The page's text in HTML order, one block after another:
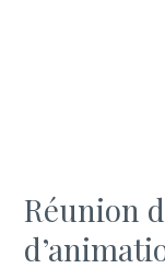
Réunion